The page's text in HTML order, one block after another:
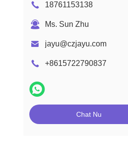
18761153138
Ms. Sun Zhu
jayu@czjayu.com
+8615722790837
Chat Nu